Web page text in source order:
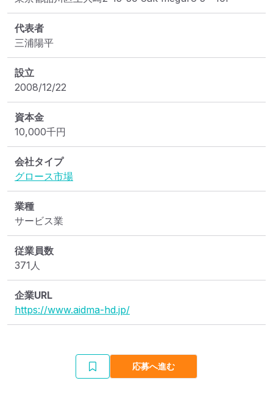
代表者
三浦陽平
設立
2008/12/22
資本金
10,000千円
会社タイプ
グロース市場
業種
サービス業
従業員数
371人
企業URL
https://www.aidma-hd.jp/
応募へ進む